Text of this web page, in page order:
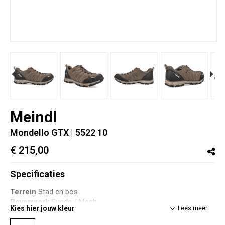
Meindl
Mondello GTX | 5522 10
€ 215,00
Specificaties
Terrein Stad en bos
Bovenwerk Suede / Mesh
Voering/bekleding
Gewicht
Lees meer
Kies hier jouw kleur